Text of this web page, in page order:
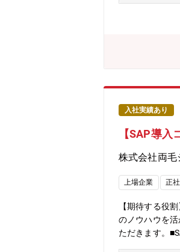
入社実績あり
【SAP導
株式会社両毛
上場企業 正
【期待する役
のノウハウを
ただきます。